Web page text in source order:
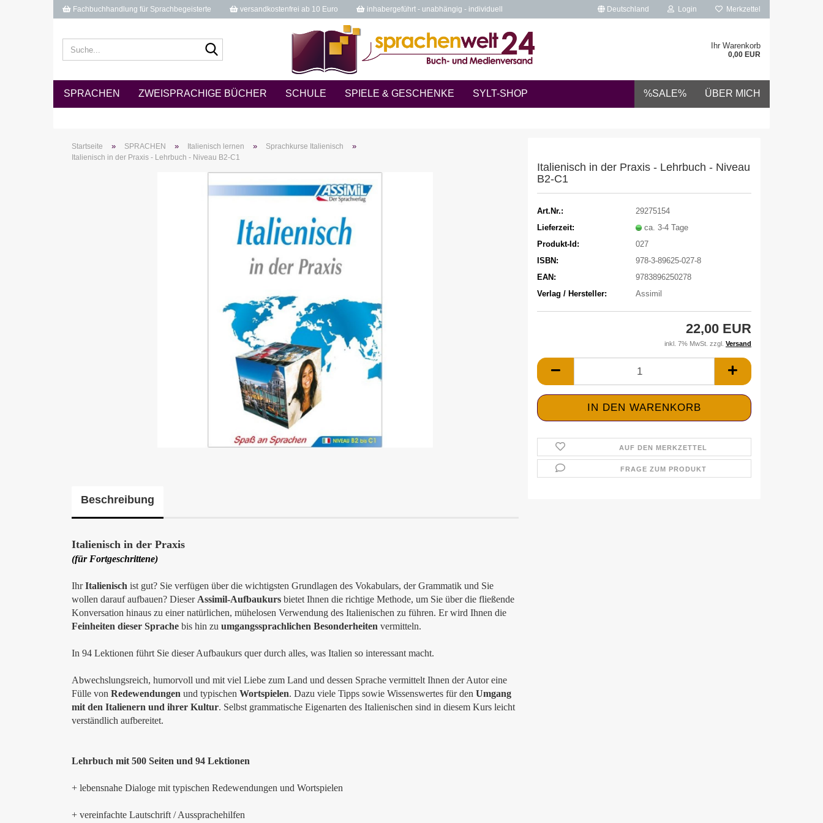
Fachbuchhandlung für Sprachbegeisterte versandkostenfrei ab 10 Euro inhabergeführt - unabhängig - individuell Deutschland Login Merkzettel
Ihr Warenkorb
0,00 EUR
SPRACHEN ZWEISPRACHIGE BÜCHER SCHULE SPIELE & GESCHENKE SYLT-SHOP %SALE% ÜBER MICH
Startseite » SPRACHEN » Italienisch lernen » Sprachkurse Italienisch »
Italienisch in der Praxis - Lehrbuch - Niveau B2-C1
Italienisch in der Praxis - Lehrbuch - Niveau
B2-C1
Art.Nr.:
29275154
Lieferzeit:
ca. 3-4 Tage
Produkt-Id:
027
ISBN:
978-3-89625-027-8
EAN:
9783896250278
Verlag / Hersteller:
Assimil
22,00 EUR
inkl. 7% MwSt. zzgl. Versand
AUF DEN MERKZETTEL
FRAGE ZUM PRODUKT
Beschreibung
Italienisch in der Praxis
(für Fortgeschrittene)
IhrItalienisch ist gut? Sie verfügen über die wichtigsten Grundlagen des Vokabulars, der Grammatik und Sie
wollen darauf aufbauen? Dieser Assimil-Aufbaukurs bietet Ihnen die richtige Methode, um Sie über die fließende
Konversation hinaus zu einer natürlichen, mühelosen Verwendung des Italienischen zu führen. Er wird Ihnen die
Feinheiten dieser Sprache bis hin zu umgangssprachlichen Besonderheiten vermitteln.
In 94 Lektionen führt Sie dieser Aufbaukurs quer durch alles, was Italien so interessant macht.
Abwechslungsreich, humorvoll und mit viel Liebe zum Land und dessen Sprache vermittelt Ihnen der Autor eine
Fülle von Redewendungen und typischen Wortspielen. Dazu viele Tipps sowie Wissenswertes für den Umgang
mit den Italienern und ihrer Kultur. Selbst grammatische Eigenarten des Italienischen sind in diesem Kurs leicht
verständlich aufbereitet.
Lehrbuch mit 500 Seiten und 94 Lektionen
+ lebensnahe Dialoge mit typischen Redewendungen und Wortspielen
+ vereinfachte Lautschrift / Aussprachehilfen